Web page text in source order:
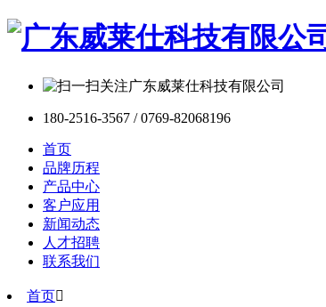
180-2516-3567 / 0769-82068196
首页
品牌历程
产品中心
客户应用
新闻动态
人才招聘
联系我们
首页